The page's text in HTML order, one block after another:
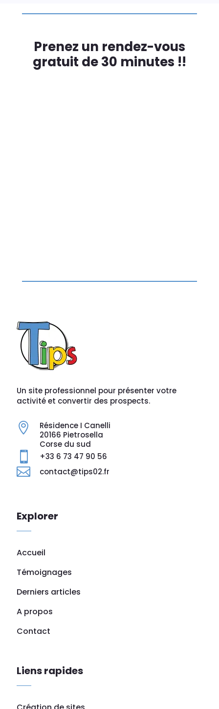
Prenez un rendez-vous
gratuit de 30 minutes !!
Un site professionnel pour présenter votre
activité et convertir des prospects.

Résidence I Canelli
20166 Pietrosella
Corse du sud
 +33 6 73 47 90 56
 contact@tips02.fr
Explorer
Accueil
Témoignages
Derniers articles
A propos
Contact
Liens rapides